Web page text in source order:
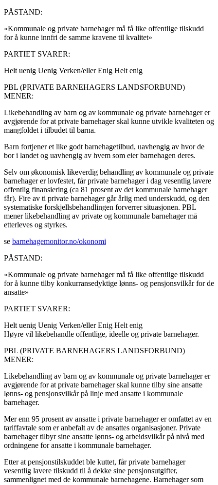
PÅSTAND:
«Kommunale og private barnehager må få like offentlige tilskudd
for å kunne innfri de samme kravene til kvalitet»
PARTIET SVARER:
Helt uenig Uenig Verken/ellerEnig Helt enig
PBL (PRIVATE BARNEHAGERS LANDSFORBUND)
MENER:
Likebehandling av barn og av kommunale og private barnehager er
avgjørende for at private barnehager skal kunne utvikle kvaliteten og
mangfoldet i tilbudet til barna.
Barn fortjener et like godt barnehagetilbud, uavhengig av hvor de
bor i landet og uavhengig av hvem som eier barnehagen deres.
Selv om økonomisk likeverdig behandling av kommunale og private
barnehager er lovfestet, får private barnehager i dag vesentlig lavere
offentlig finansiering (ca 81 prosent av det kommunale barnehager
får). Fire av ti private barnehager går årlig med underskudd, og den
systematiske forskjellsbehandlingen forverrer situasjonen. PBL
mener likebehandling av private og kommunale barnehager må
etterleves og styrkes.
se barnehagemonitor.no/okonomi
PÅSTAND:
«Kommunale og private barnehager må få like offentlige tilskudd
for å kunne tilby konkurransedyktige lønns- og pensjonsvilkår for de
ansatte»
PARTIET SVARER:
Helt uenig Uenig Verken/ellerEnig Helt enig
Høyre vil likebehandle offentlige, ideelle og private barnehager.
PBL (PRIVATE BARNEHAGERS LANDSFORBUND)
MENER:
Likebehandling av barn og av kommunale og private barnehager er
avgjørende for at private barnehager skal kunne tilby sine ansatte
lønns- og pensjonsvilkår på linje med ansatte i kommunale
barnehager.
Mer enn 95 prosent av ansatte i private barnehager er omfattet av en
tariffavtale som er anbefalt av de ansattes organisasjoner. Private
barnehager tilbyr sine ansatte lønns- og arbeidsvilkår på nivå med
ordningene for ansatte i kommunale barnehager.
Etter at pensjonstilskuddet ble kuttet, får private barnehager
vesentlig lavere tilskudd til å dekke sine pensjonsutgifter,
sammenlignet med de kommunale barnehagene. Barnehager som